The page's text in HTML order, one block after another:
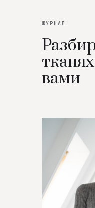
ЖУРНАЛ
вами